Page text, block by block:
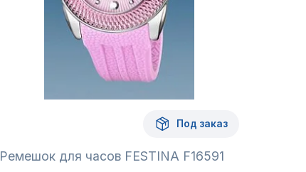
Под заказ
Ремешок для часов FESTINA F16591